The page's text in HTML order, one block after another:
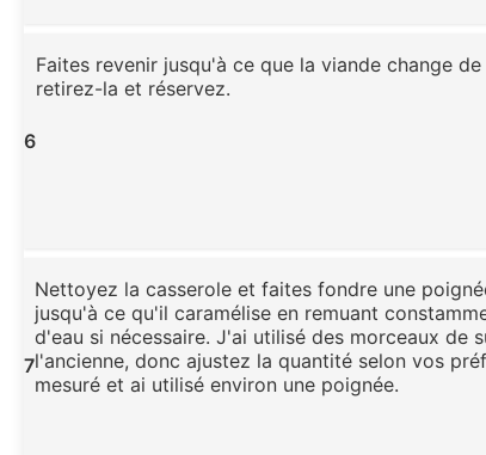
6
Faites revenir jusqu'à ce que la viande change
retirez-la et réservez.
7
Nettoyez la casserole et faites fondre une
jusqu'à ce qu'il caramélise en remuant
d'eau si nécessaire. J'ai utilisé des morceaux de
l'ancienne, donc ajustez la quantité selon vos
mesuré et ai utilisé environ une poignée.